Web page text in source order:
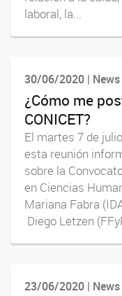
laboral, la...
30/06/2020 | News
¿Cómo me
CONICET?
El martes 7 de
esta reunión
sobre la
en Ciencias
Mariana
Diego
23/06/2020 | News